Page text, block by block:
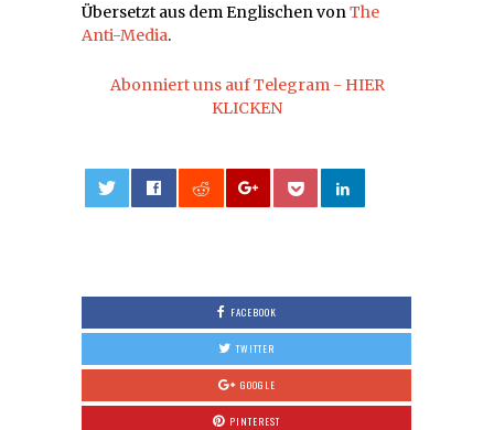
Übersetzt aus dem Englischen vonThe
Anti-Media.
Abonniert uns auf Telegram - HIER
KLICKEN
FACEBOOK
TWITTER
GOOGLE
PINTEREST